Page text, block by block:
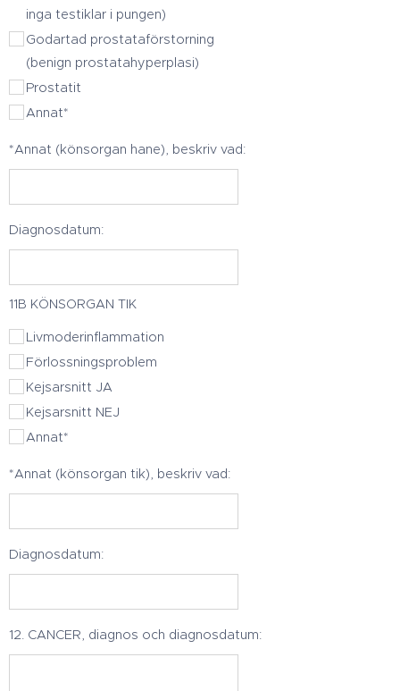
inga testiklar i pungen)
Godartad prostataförstorning
(benign prostatahyperplasi)
Prostatit
Annat*
*Annat (könsorgan hane), beskriv vad:
Diagnosdatum:
11B KÖNSORGAN TIK
Livmoderinflammation
Förlossningsproblem
Kejsarsnitt JA
Kejsarsnitt NEJ
Annat*
*Annat (könsorgan tik), beskriv vad:
Diagnosdatum:
12. CANCER, diagnos och diagnosdatum: